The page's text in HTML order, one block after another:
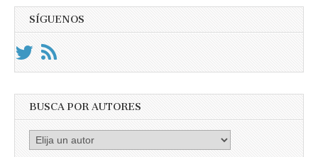
SÍGUENOS
BUSCA POR AUTORES
Busca